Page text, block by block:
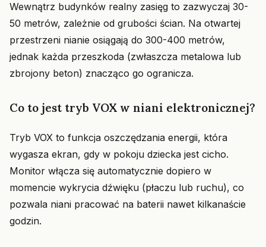
Wewnątrz budynków realny zasięg to zazwyczaj 30-
50 metrów, zależnie od grubości ścian. Na otwartej
przestrzeni nianie osiągają do 300-400 metrów,
jednak każda przeszkoda (zwłaszcza metalowa lub
zbrojony beton) znacząco go ogranicza.
Co to jest tryb VOX w niani elektronicznej?
Tryb VOX to funkcja oszczędzania energii, która
wygasza ekran, gdy w pokoju dziecka jest cicho.
Monitor włącza się automatycznie dopiero w
momencie wykrycia dźwięku (płaczu lub ruchu), co
pozwala niani pracować na baterii nawet kilkanaście
godzin.